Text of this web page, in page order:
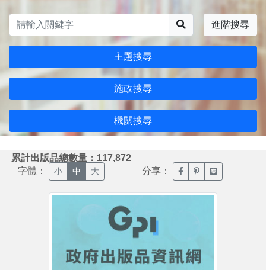
進階搜尋
主題搜尋
施政搜尋
機關搜尋
累計出版品總數量：117,872
字體： 小 中 大 分享： 臉書分享(另開新視窗)
噗浪分享(另開新
Line分享(另